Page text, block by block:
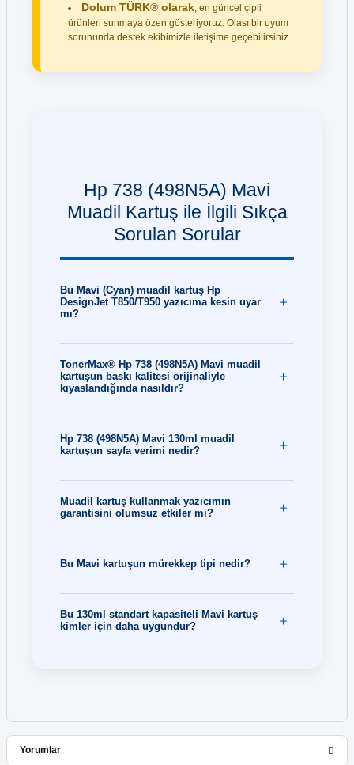
Dolum TÜRK® olarak, en güncel çipli
ürünleri sunmaya özen gösteriyoruz. Olası bir uyum
sorununda destek ekibimizle iletişime geçebilirsiniz.
Hp 738 (498N5A) Mavi
Muadil Kartuş ile İlgili Sıkça
Sorulan Sorular
Bu Mavi (Cyan) muadil kartuş Hp
DesignJet T850/T950 yazıcıma kesin uyar
mı?
TonerMax® Hp 738 (498N5A) Mavi muadil
kartuşun baskı kalitesi orijinaliyle
kıyaslandığında nasıldır?
Hp 738 (498N5A) Mavi 130ml muadil
kartuşun sayfa verimi nedir?
Muadil kartuş kullanmak yazıcımın
garantisini olumsuz etkiler mi?
Bu Mavi kartuşun mürekkep tipi nedir?
Bu 130ml standart kapasiteli Mavi kartuş
kimler için daha uygundur?
Yorumlar